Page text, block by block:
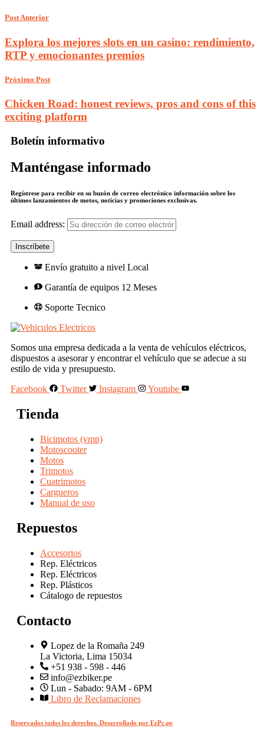
Post Anterior
Explora los mejores slots en un casino: rendimiento,
RTP y emocionantes premios
Próximo Post
Chicken Road: honest reviews, pros and cons of this
exciting platform
Boletín informativo
Manténgase informado
Regístrese para recibir en su buzón de correo electrónico información sobre los
últimos lanzamientos de motos, noticias y promociones exclusivas.
Email address:
Envío gratuito a nivel Local
Garantía de equipos 12 Meses
Soporte Tecnico
Somos una empresa dedicada a la venta de vehículos eléctricos,
dispuestos a asesorar y encontrar el vehículo que se adecue a su
estilo de vida y presupuesto.
Facebook
Twitter Instagram Youtube
Tienda
Bicimotos (vmp)
Motoscooter
Motos
Trimotos
Cuatrimotos
Cargueros
Manual de uso
Repuestos
Accesorios
Rep. Eléctricos
Rep. Eléctricos
Rep. Plásticos
Cátalogo de repuestos
Contacto
Lopez de la Romaña 249
La Victoria, Lima 15034
+51 938 - 598 - 446
info@ezbiker.pe
Lun - Sabado: 9AM - 6PM
Libro de Reclamaciones
Reservados todos los derechos. Desarrollado por EzPc.pe